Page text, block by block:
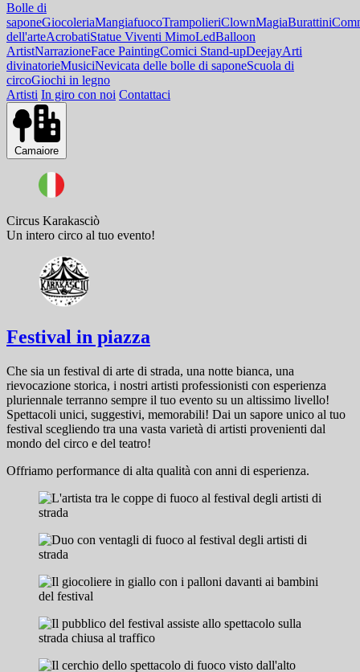
Bolle di
saponeGiocoleriaMangiafuocoTrampolieriClownMagiaBurattini
dell'arteAcrobatiStatue Viventi MimoLedBalloon
ArtistNarrazioneFace PaintingComici Stand-upDeejayArti
divinatorieMusiciNevicata delle bolle di saponeScuola di
circoGiochi in legno
Artisti In giro con noi Contattaci
Camaiore
Circus Karakasciò
Un intero circo al tuo evento!
Festival in piazza
Che sia un festival di arte di strada, una notte bianca, una
rievocazione storica, i nostri artisti professionisti con esperienza
pluriennale terranno sempre il tuo evento su un altissimo livello!
Spettacoli unici, suggestivi, memorabili! Dai un sapore unico al tuo
festival scegliendo tra una vasta varietà di artisti provenienti dal
mondo del circo e del teatro!
Offriamo performance di alta qualità con anni di esperienza.